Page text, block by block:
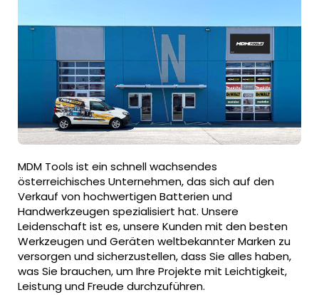
MDM Tools ist ein schnell wachsendes
österreichisches Unternehmen, das sich auf den
Verkauf von hochwertigen Batterien und
Handwerkzeugen spezialisiert hat. Unsere
Leidenschaft ist es, unsere Kunden mit den besten
Werkzeugen und Geräten weltbekannter Marken zu
versorgen und sicherzustellen, dass Sie alles haben,
was Sie brauchen, um Ihre Projekte mit Leichtigkeit,
Leistung und Freude durchzuführen.